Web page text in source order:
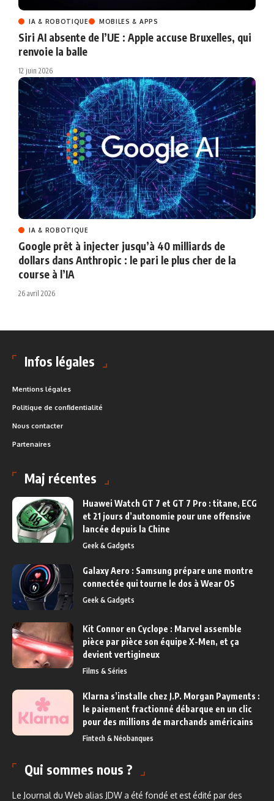
IA & ROBOTIQUE MOBILES & APPS
Siri AI absente de l’UE : Apple accuse Bruxelles, qui
renvoie la balle
12 juin 2026
IA & ROBOTIQUE
Google prêt à injecter jusqu’à 40 milliards de
dollars dans Anthropic : le pari le plus cher de la
course à l’IA
26 avril 2026
Infos légales
Mentions légales
Politique de confidentialité
Nous contacter
Partenaires
Maj récentes
Huawei Watch GT 7 et GT 7 Pro : titane, ECG
et 21 jours d’autonomie pour une offensive
lancée depuis la Chine
Geek & Gadgets
Galaxy Aero : Samsung prépare une montre
connectée qui tourne le dos à Wear OS
Geek & Gadgets
Kit Connor en Cyclope : Marvel assemble
pièce par pièce son équipe X-Men, et ça
devient vertigineux
Films & Séries
Klarna s’installe chez J.P. Morgan Payments :
le paiement fractionné débarque en un clic
pour des millions de marchands américains
Fintech & Néobanques
Qui sommes nous ?
Le Journal du Web alias JDW a été fondé et est édité par des